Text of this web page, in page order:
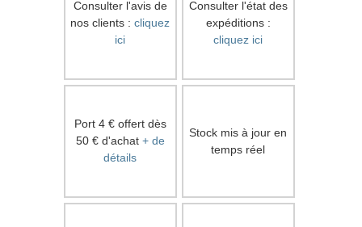
Consulter l'avis de
nos clients : cliquez
ici
Consulter l'état des
expéditions :
cliquez ici
Port 4 € offert dès
50 € d'achat + de
détails
Stock mis à jour en
temps réel